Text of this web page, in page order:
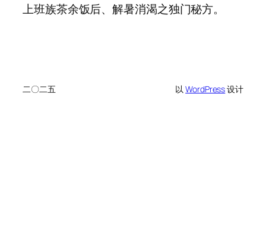
上班族茶余饭后、解暑消渴之独门秘方。
二〇二五 以WordPress设计